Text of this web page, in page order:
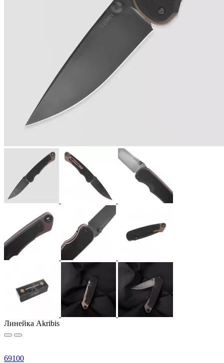
Линейка Akribis
69100